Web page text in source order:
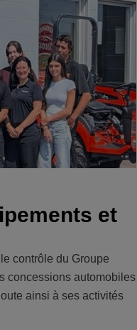
et
contrôle du Groupe
concessions automobiles
ainsi à ses activités